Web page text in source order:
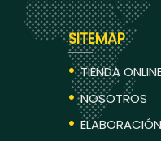
SITEMAP
TIENDA
NOSOTROS
ELABORACIÓN